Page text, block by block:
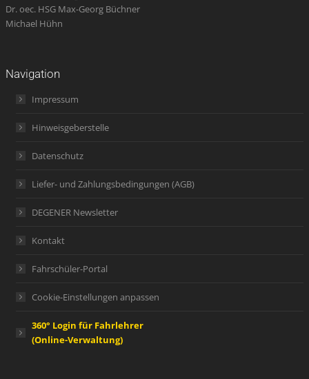
Dr. oec. HSG Max-Georg Büchner
Michael Hühn
Navigation
Impressum
Hinweisgeberstelle
Datenschutz
Liefer- und Zahlungsbedingungen (AGB)
DEGENER Newsletter
Kontakt
Fahrschüler-Portal
Cookie-Einstellungen anpassen
360° Login für Fahrlehrer
(Online-Verwaltung)